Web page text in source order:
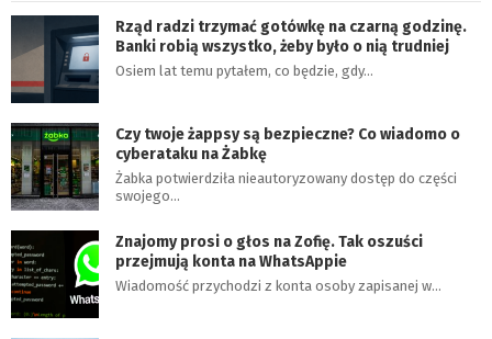
Rząd radzi trzymać gotówkę na czarną godzinę.
Banki robią wszystko, żeby było o nią trudniej
Osiem lat temu pytałem, co będzie, gdy…
Czy twoje żappsy są bezpieczne? Co wiadomo o
cyberataku na Żabkę
Żabka potwierdziła nieautoryzowany dostęp do części
swojego…
Znajomy prosi o głos na Zofię. Tak oszuści
przejmują konta na WhatsAppie
Wiadomość przychodzi z konta osoby zapisanej w…